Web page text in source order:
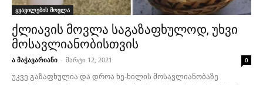
ყვავილების მოვლა
ქლიავის მოვლა საგაზაფხულოდ, უხვი
მოსავლიანობისთვის
ა მაჭავარიანი - მარტი 12, 2021 0
უკვე გაზაფხულია და დროა ხე-ხილის მოსავლიანობაზე